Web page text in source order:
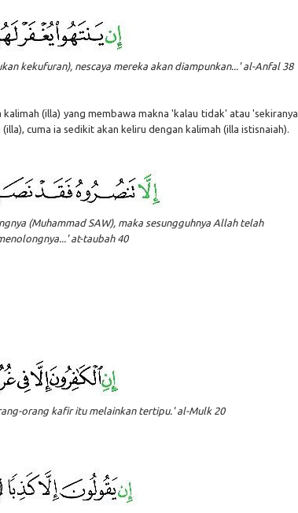
kekufuran), nescaya mereka akan diampunkan...' al-Anfal 38
(illa) yang membawa makna 'kalau tidak' atau 'sekiranya
cuma ia sedikit akan keliru dengan kalimah (illa istisnaiah).
(Muhammad SAW), maka sesungguhnya Allah telah
at-taubah 40
orang kafir itu melainkan tertipu.' al-Mulk 20